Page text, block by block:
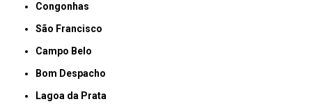
Congonhas
São Francisco
Campo Belo
Bom Despacho
Lagoa da Prata